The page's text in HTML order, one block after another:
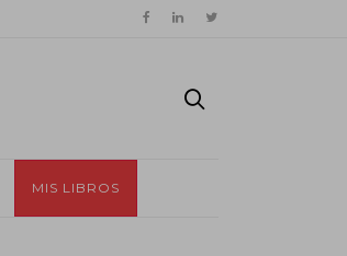
MIS LIBROS